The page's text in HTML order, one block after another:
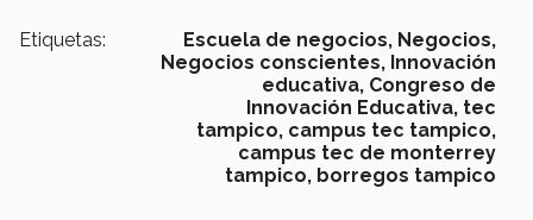
Etiquetas: Escuela de negocios, Negocios,
Negocios conscientes, Innovación
educativa, Congreso de
Innovación Educativa, tec
tampico, campus tec tampico,
campus tec de monterrey
tampico, borregos tampico